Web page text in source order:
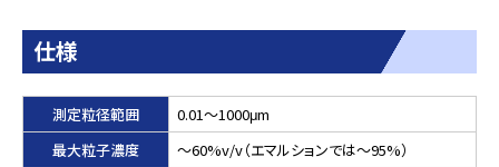
仕様
測定粒径範囲
0.01～1000μm
最大粒子濃度
～60%v/v（エマルションでは～95%）